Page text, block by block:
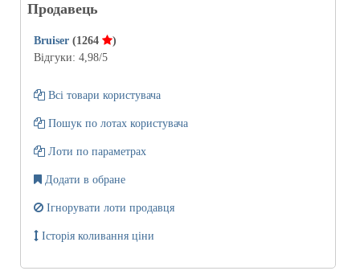
Продавець
Bruiser (1264
)
Відгуки: 4,98/5
Всі товари користувача
Пошук по лотах користувача
Лоти по параметрах
Додати в обране
Ігнорувати лоти продавця
Історія коливання ціни